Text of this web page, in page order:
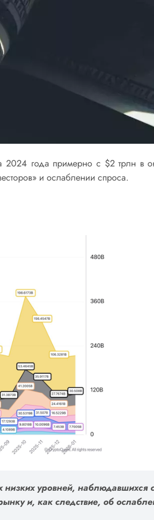
2024 года примерно с $2 трлн в
и ослаблении спроса.
уровней, наблюдавшихся
и, как следствие, об